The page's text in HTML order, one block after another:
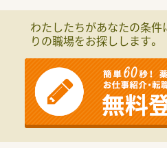
・・・薬剤師さんの業務内容・・・
■入院患者に対する製剤・調剤
業務、医薬品を適切に管理する
など、
病院薬剤師が担う業務全般に
その他、院内の感染防止対策、
アチームなどの院内多職種チー
薬剤師の専門的知識を活かし
また当院ではパーキンソン病
わたしたちがあなたの条件
りの職場をお探しします。